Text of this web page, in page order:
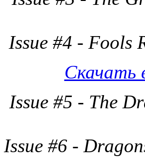
Issue #4 - Fools
Скачать
Issue #5 - The
Issue #6 -